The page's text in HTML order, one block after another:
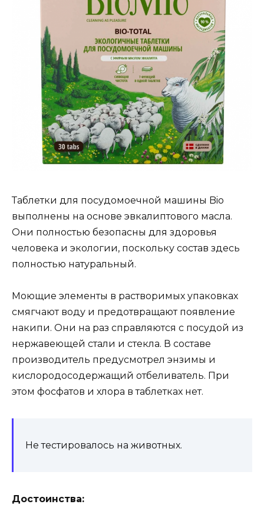
Таблетки для посудомоечной машины Bio
выполнены на основе эвкалиптового масла.
Они полностью безопасны для здоровья
человека и экологии, поскольку состав здесь
полностью натуральный.
Моющие элементы в растворимых упаковках
смягчают воду и предотвращают появление
накипи. Они на раз справляются с посудой из
нержавеющей стали и стекла. В составе
производитель предусмотрел энзимы и
кислородосодержащий отбеливатель. При
этом фосфатов и хлора в таблетках нет.
Не тестировалось на животных.
Достоинства: